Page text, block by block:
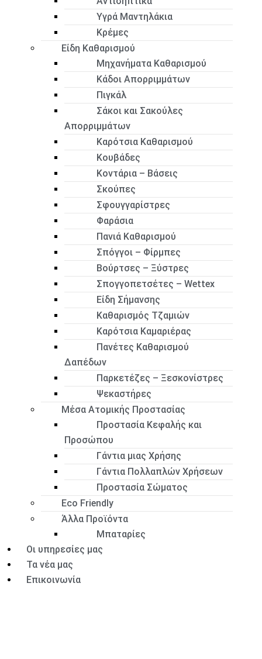
Υγρά Μαντηλάκια
Κρέμες
Είδη Καθαρισμού
Μηχανήματα Καθαρισμού
Κάδοι Απορριμμάτων
Πιγκάλ
Σάκοι και Σακούλες
Απορριμμάτων
Καρότσια Καθαρισμού
Κουβάδες
Κοντάρια – Βάσεις
Σκούπες
Σφουγγαρίστρες
Φαράσια
Πανιά Καθαρισμού
Σπόγγοι – Φίρμπες
Βούρτσες – Ξύστρες
Σπογγοπετσέτες – Wettex
Είδη Σήμανσης
Καθαρισμός Τζαμιών
Καρότσια Καμαριέρας
Πανέτες Καθαρισμού
Δαπέδων
Παρκετέζες – Ξεσκονίστρες
Ψεκαστήρες
Μέσα Ατομικής Προστασίας
Προστασία Κεφαλής και
Προσώπου
Γάντια μιας Χρήσης
Γάντια Πολλαπλών Χρήσεων
Προστασία Σώματος
Eco Friendly
Άλλα Προϊόντα
Μπαταρίες
Οι υπηρεσίες μας
Τα νέα μας
Επικοινωνία